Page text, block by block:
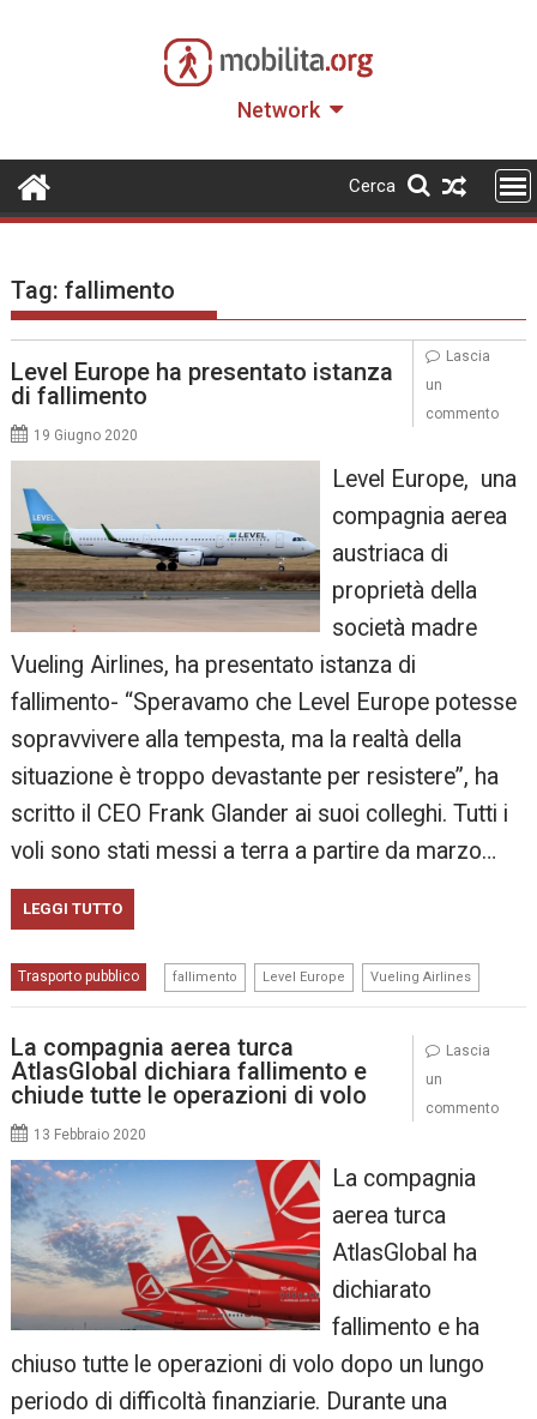
Network
Cerca
Tag:fallimento
Level Europe ha presentato istanza
di fallimento
19 Giugno 2020
Level Europe, una
compagnia aerea
austriaca di
proprietà della
società madre
Vueling Airlines, ha presentato istanza di
fallimento- “Speravamo che Level Europe potesse
sopravvivere alla tempesta, ma la realtà della
situazione è troppo devastante per resistere”, ha
scritto il CEO Frank Glander ai suoi colleghi. Tutti i
voli sono stati messi a terra a partire da marzo…
LEGGI TUTTO
Trasporto pubblico fallimento Level Europe Vueling Airlines
Lascia
un
commento
La compagnia aerea turca
AtlasGlobal dichiara fallimento e
chiude tutte le operazioni di volo
13 Febbraio 2020
La compagnia
aerea turca
AtlasGlobal ha
dichiarato
fallimento e ha
chiuso tutte le operazioni di volo dopo un lungo
periodo di difficoltà finanziarie. Durante una
Lascia
un
commento